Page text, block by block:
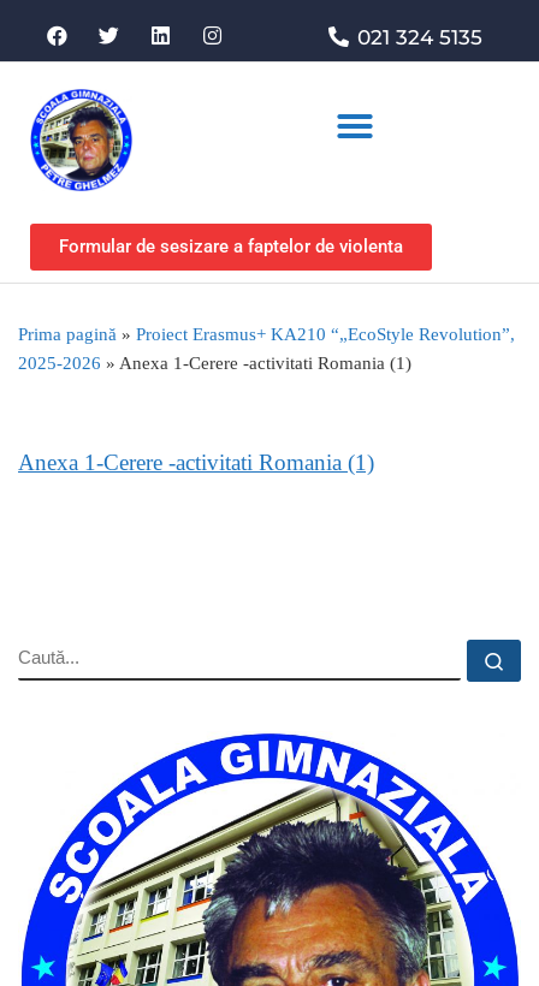
021 324 5135
Formular de sesizare a faptelor de violenta
Prima pagină » Proiect Erasmus+ KA210 “„EcoStyle Revolution”,
2025-2026 » Anexa 1-Cerere -activitati Romania (1)
Anexa 1-Cerere -activitati Romania (1)